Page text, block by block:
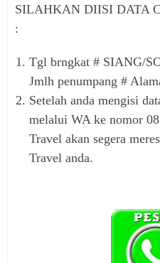
SILAHKAN DIISI DATA
:
Tgl brngkat # SIANG/
Jmlh penumpang #
Setelah anda mengisi
melalui WA ke nomor
Travel akan segera
Travel anda.